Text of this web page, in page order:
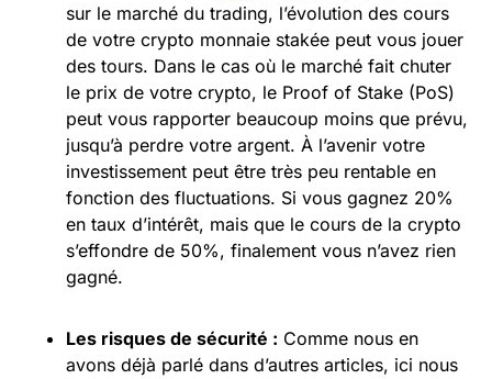
sur le marché du trading, l’évolution des cours
de votre crypto monnaie stakée peut vous jouer
des tours. Dans le cas où le marché fait chuter
le prix de votre crypto, le Proof of Stake (PoS)
peut vous rapporter beaucoup moins que prévu,
jusqu’à perdre votre argent. À l’avenir votre
investissement peut être très peu rentable en
fonction des fluctuations. Si vous gagnez 20%
en taux d’intérêt, mais que le cours de la crypto
s’effondre de 50%, finalement vous n’avez rien
gagné.
Les risques de sécurité : Comme nous en
avons déjà parlé dans d’autres articles, ici nous